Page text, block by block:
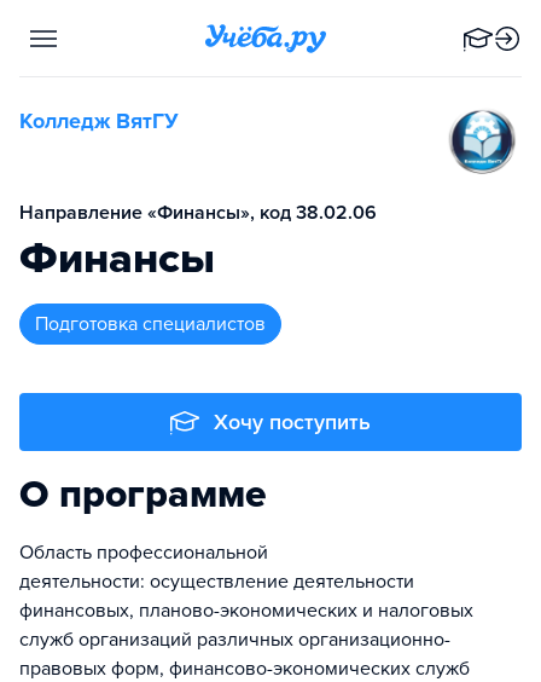
Колледж ВятГУ
Направление «Финансы», код 38.02.06
Финансы
подготовка специалистов
Хочу поступить
О программе
Область профессиональной
деятельности: осуществление деятельности
финансовых, планово-экономических и налоговых
служб организаций различных организационно-
правовых форм, финансово-экономических служб